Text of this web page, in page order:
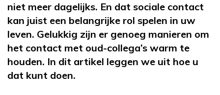
niet meer dagelijks. En dat sociale contact
kan juist een belangrijke rol spelen in uw
leven. Gelukkig zijn er genoeg manieren om
het contact met oud-collega’s warm te
houden. In dit artikel leggen we uit hoe u
dat kunt doen.